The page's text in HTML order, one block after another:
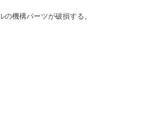
機構パーツが破損する。